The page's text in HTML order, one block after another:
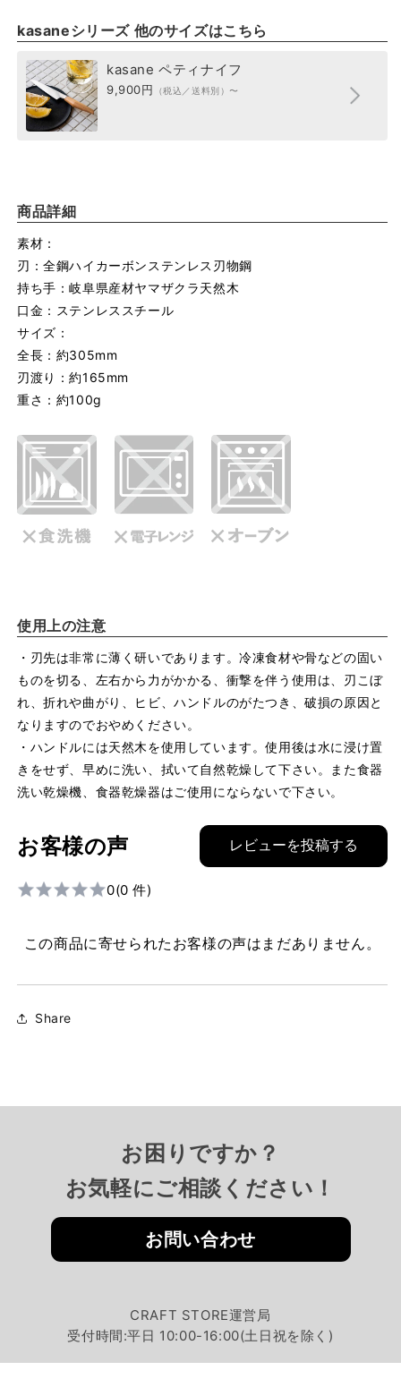
kasaneシリーズ 他のサイズはこちら
kasane ペティナイフ
9,900円
商品詳細
素材：
刃：全鋼ハイカーボンステンレス刃物鋼
持ち手：岐阜県産材ヤマザクラ天然木
口金：ステンレススチール
サイズ：
全長：約305mm
刃渡り：約165mm
重さ：約100g
使用上の注意
・刃先は非常に薄く研いであります。冷凍食材や骨などの固い
ものを切る、左右から力がかかる、衝撃を伴う使用は、刃こぼ
れ、折れや曲がり、ヒビ、ハンドルのがたつき、破損の原因と
なりますのでおやめください。
・ハンドルには天然木を使用しています。使用後は水に浸け置
きをせず、早めに洗い、拭いて自然乾燥して下さい。また食器
洗い乾燥機、食器乾燥器はご使用にならないで下さい。
お客様の声 レビューを投稿する
0(0 件)
この商品に寄せられたお客様の声はまだありません。
Share
お困りですか？
お気軽にご相談ください！
お問い合わせ
CRAFT STORE運営局
受付時間:平日 10:00-16:00(土日祝を除く)